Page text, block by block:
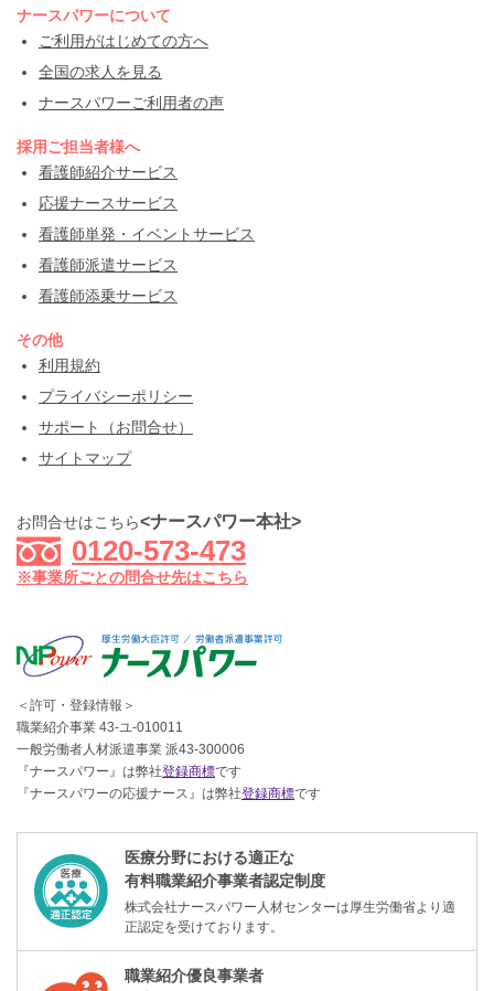
ナースパワーについて
ご利用がはじめての方へ
全国の求人を見る
ナースパワーご利用者の声
採用ご担当者様へ
看護師紹介サービス
応援ナースサービス
看護師単発・イベントサービス
看護師派遣サービス
看護師添乗サービス
その他
利用規約
プライバシーポリシー
サポート（お問合せ）
サイトマップ
お問合せはこちら<ナースパワー本社>
0120-573-473
※事業所ごとの問合せ先はこちら
＜許可・登録情報＞
職業紹介事業 43-ユ-010011
一般労働者人材派遣事業 派43-300006
『ナースパワー』は弊社登録商標です
『ナースパワーの応援ナース』は弊社登録商標です
医療分野における適正な
有料職業紹介事業者認定制度
株式会社ナースパワー人材センターは厚生労働省より適
正認定を受けております。
職業紹介優良事業者